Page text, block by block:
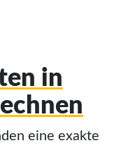
in
eine exakte